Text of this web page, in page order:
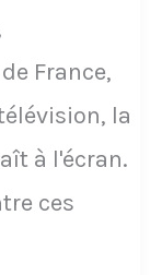
France,
la
à l'écran.
ces